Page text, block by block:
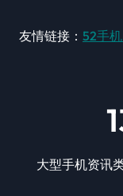
友情链接： 52手
大型手机资讯